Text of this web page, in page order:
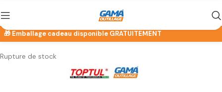
Rupture de stock